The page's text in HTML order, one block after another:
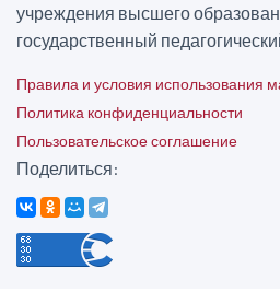
учреждения высшего
государственный
Правила и условия использования
Политика конфиденциальности
Пользовательское соглашение
Поделиться: